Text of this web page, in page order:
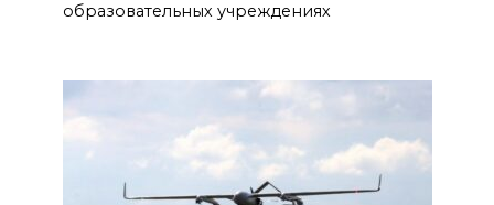
образовательных учреждениях